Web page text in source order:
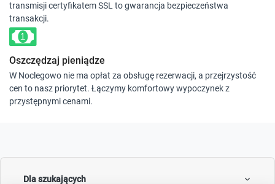
transmisji certyfikatem SSL to gwarancja bezpieczeństwa
transakcji.
Oszczędzaj pieniądze
W Noclegowo nie ma opłat za obsługę rezerwacji, a przejrzystość
cen to nasz priorytet. Łączymy komfortowy wypoczynek z
przystępnymi cenami.
Dla szukających